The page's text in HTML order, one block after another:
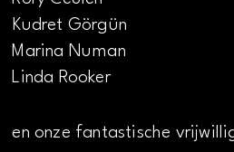
Kudret Görgün
Marina Numan
Linda Rooker
en onze fantastische